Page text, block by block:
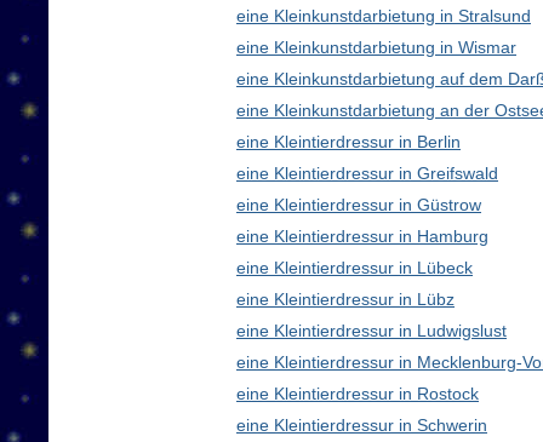
eine Kleinkunstdarbietung in Stralsund
eine Kleinkunstdarbietung in Wismar
eine Kleinkunstdarbietung auf dem
eine Kleinkunstdarbietung an der
eine Kleintierdressur in Berlin
eine Kleintierdressur in Greifswald
eine Kleintierdressur in Güstrow
eine Kleintierdressur in Hamburg
eine Kleintierdressur in Lübeck
eine Kleintierdressur in Lübz
eine Kleintierdressur in Ludwigslust
eine Kleintierdressur in Mecklenburg-
eine Kleintierdressur in Rostock
eine Kleintierdressur in Schwerin